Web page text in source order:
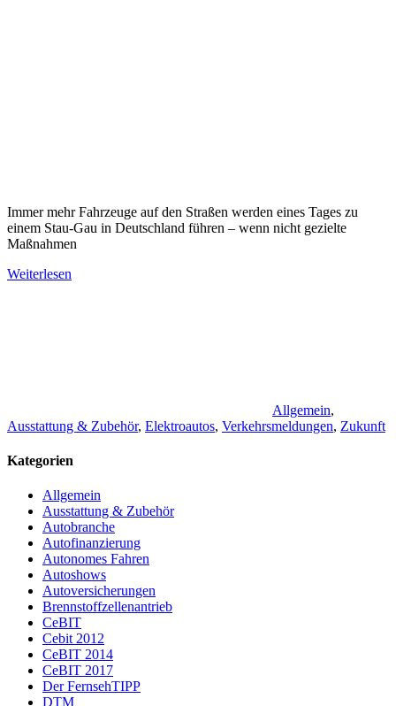
Immer mehr Fahrzeuge auf den Straßen werden eines Tages zu
einem Stau-Gau in Deutschland führen – wenn nicht gezielte
Maßnahmen
Weiterlesen
Allgemein,
Ausstattung & Zubehör, Elektroautos, Verkehrsmeldungen, Zukunft
Kategorien
Allgemein
Ausstattung & Zubehör
Autobranche
Autofinanzierung
Autonomes Fahren
Autoshows
Autoversicherungen
Brennstoffzellenantrieb
CeBIT
Cebit 2012
CeBIT 2014
CeBIT 2017
Der FernsehTIPP
DTM